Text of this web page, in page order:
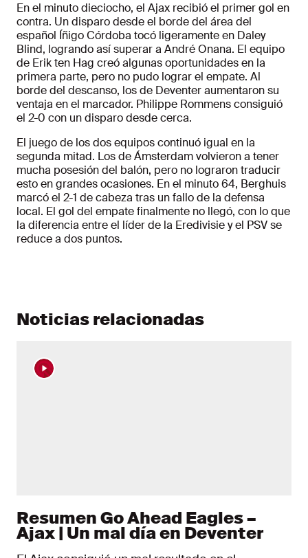
En el minuto dieciocho, el Ajax recibió el primer gol en
contra. Un disparo desde el borde del área del
español Íñigo Córdoba tocó ligeramente en Daley
Blind, logrando así superar a André Onana. El equipo
de Erik ten Hag creó algunas oportunidades en la
primera parte, pero no pudo lograr el empate. Al
borde del descanso, los de Deventer aumentaron su
ventaja en el marcador. Philippe Rommens consiguió
el 2-0 con un disparo desde cerca.
El juego de los dos equipos continuó igual en la
segunda mitad. Los de Ámsterdam volvieron a tener
mucha posesión del balón, pero no lograron traducir
esto en grandes ocasiones. En el minuto 64, Berghuis
marcó el 2-1 de cabeza tras un fallo de la defensa
local. El gol del empate finalmente no llegó, con lo que
la diferencia entre el líder de la Eredivisie y el PSV se
reduce a dos puntos.
Noticias relacionadas
Resumen Go Ahead Eagles –
Ajax | Un mal día en Deventer